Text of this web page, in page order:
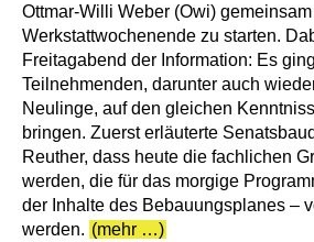
Ottmar-Willi Weber (Owi)
Werkstattwochenende zu starten.
Freitagabend der Information: Es
Teilnehmenden, darunter auch
Neulinge, auf den gleichen
bringen. Zuerst erläuterte
Reuther, dass heute die fachlichen
werden, die für das morgige
der Inhalte des Bebauungsplanes –
werden. (mehr …)